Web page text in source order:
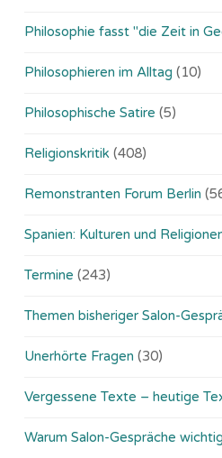
Philosophie fasst "die Zeit in
Philosophieren im Alltag (10)
Philosophische Satire (5)
Religionskritik (408)
Remonstranten Forum Berlin
Spanien: Kulturen und
Termine (243)
Themen bisheriger Salon-
Unerhörte Fragen (30)
Vergessene Texte – heutige
Warum Salon-Gespräche